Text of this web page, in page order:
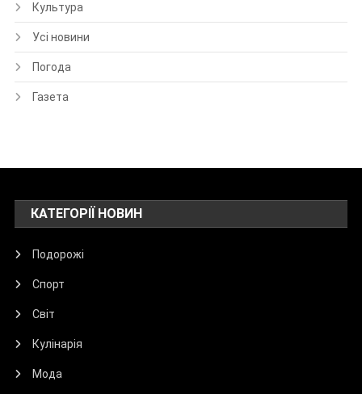
Культура
Усі новини
Погода
Газета
КАТЕГОРІЇ НОВИН
Подорожі
Спорт
Світ
Кулінарія
Мода